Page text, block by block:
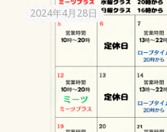
2024年4月28日